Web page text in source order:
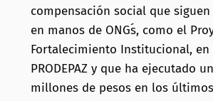
compensación social que
en manos de ONG´s, como el
Fortalecimiento Institucional, en
PRODEPAZ y que ha ejecutado
millones de pesos en los